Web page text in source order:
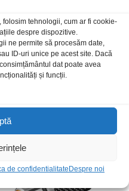
tehnologii, cum ar fi cookie-
despre dispozitive.
ne permite să procesăm date,
ID-uri unice pe acest site. Dacă
dat poate avea
și funcții.
de confidentialitate Despre noi
Crocodil 30A partial izolat
75x45mm rosu